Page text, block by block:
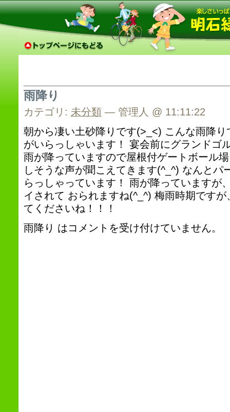
雨降り
カテゴリ: 未分類— 管理人 @ 11:11:22
朝から凄い土砂降りです(>_<) こんな雨降
がいらっしゃいます！ 宴会前にグランドゴ
雨が降っていますので屋根付ゲートボール
しそうな声が聞こえてきます(^_^) なんとパ
らっしゃっています！ 雨が降っていますが
イされて おられますね(^_^) 梅雨時期です
てくださいね！！！
雨降り は コメントを受け付けていません。